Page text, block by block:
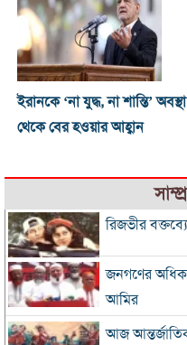
ইরানকে ‘না যুদ্ধ, না শান্তি’ অবস্থা
থেকে বের হওয়ার আহ্বান
রিজভীর
জনগণের
আমির
আজ